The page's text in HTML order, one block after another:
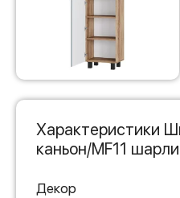
Характеристики
каньон/MF11
Декор